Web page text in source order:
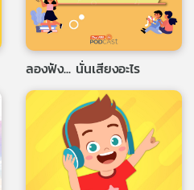
ลองฟัง... นั่นเสียงอะไร